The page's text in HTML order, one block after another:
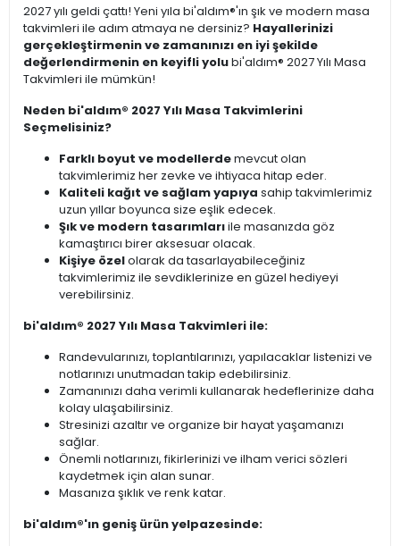
2027 yılı geldi çattı! Yeni yıla bi'aldım®'ın şık ve modern masa
takvimleri ile adım atmaya ne dersiniz? Hayallerinizi
gerçekleştirmenin ve zamanınızı en iyi şekilde
değerlendirmenin en keyifli yolubi'aldım® 2027 Yılı Masa
Takvimleri ile mümkün!
Neden bi'aldım® 2027 Yılı Masa Takvimlerini
Seçmelisiniz?
Farklı boyut ve modellerdemevcut olan
takvimlerimiz her zevke ve ihtiyaca hitap eder.
Kaliteli kağıt ve sağlam yapıya sahip takvimlerimiz
uzun yıllar boyunca size eşlik edecek.
Şık ve modern tasarımlarıile masanızda göz
kamaştırıcı birer aksesuar olacak.
Kişiye özelolarak da tasarlayabileceğiniz
takvimlerimiz ile sevdiklerinize en güzel hediyeyi
verebilirsiniz.
bi'aldım® 2027 Yılı Masa Takvimleri ile:
Randevularınızı, toplantılarınızı, yapılacaklar listenizi ve
notlarınızı unutmadan takip edebilirsiniz.
Zamanınızı daha verimli kullanarak hedeflerinize daha
kolay ulaşabilirsiniz.
Stresinizi azaltır ve organize bir hayat yaşamanızı
sağlar.
Önemli notlarınızı, fikirlerinizi ve ilham verici sözleri
kaydetmek için alan sunar.
Masanıza şıklık ve renk katar.
bi'aldım®'ın geniş ürün yelpazesinde: